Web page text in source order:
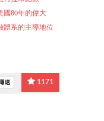
國80年的偉大
體系的主導地位
1171